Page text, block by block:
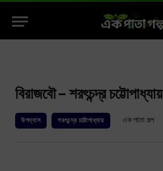
বিরাজবৌ – শরৎচন্দ্র চট্টোপাধ্যায়
উপন্যাস শরৎচন্দ্র চট্টোপাধ্যায় এক পাতা গল্প